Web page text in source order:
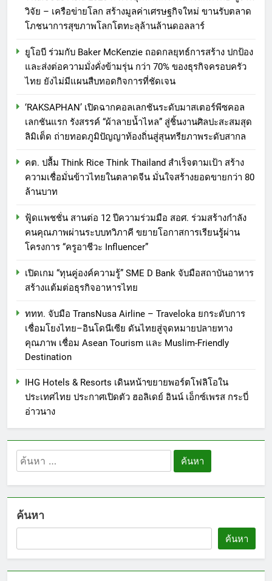
วิจัย – เครือข่ายโลก สร้างมูลค่าเศรษฐกิจใหม่ ขานรับตลาด
โภชนาการสุขภาพโลกโตทะลุล้านล้านดอลลาร์
ยูโอบี ร่วมกับ Baker McKenzie ถอดกลยุทธ์การสร้าง ปกป้อง
และส่งต่อความมั่งคั่งข้ามรุ่น กว่า 70% ของธุรกิจครอบครัว
ไทย ยังไม่มีแผนสืบทอดกิจการที่ชัดเจน
‘RAKSAPHAN’ เปิดฉากคอลเลกชันระดับมาสเตอร์พีซคอล
เลกชันแรก รังสรรค์ “ผ้าลายน้ำไหล” สู่ชิ้นงานศิลปะสะสมสุด
ลิมิเต็ด ถ่ายทอดภูมิปัญญาท้องถิ่นสู่สุนทรียภาพระดับสากล
คต. ปลื้ม Think Rice Think Thailand สำเร็จตามเป้า สร้าง
ความเชื่อมั่นข้าวไทยในตลาดจีน มั่นใจสร้างยอดขายกว่า 80
ล้านบาท
ฟู้ดแพชชั่น สานต่อ 12 ปีความร่วมมือ สอศ. ร่วมสร้างกำลัง
คนคุณภาพผ่านระบบทวิภาคี ขยายโอกาสการเรียนรู้ผ่าน
โครงการ “ครูอาชีวะ Influencer”
เปิดเกม “ทุนคู่องค์ความรู้” SME D Bank จับมือสถาบันอาหาร
สร้างแต้มต่อธุรกิจอาหารไทย
ททท. จับมือ TransNusa Airline – Traveloka ยกระดับการ
เชื่อมโยงไทย–อินโดนีเซีย ดันไทยสู่จุดหมายปลายทาง
คุณภาพ เชื่อม Asean Tourism และ Muslim-Friendly
Destination
IHG Hotels & Resorts เดินหน้าขยายพอร์ตโฟลิโอใน
ประเทศไทย ประกาศเปิดตัว ฮอลิเดย์ อินน์ เอ็กซ์เพรส กระบี่
อ่าวนาง
ค้นหา
สำหรับ:
ค้นหา
ค้นหา
5
ททท. ประกาศความสำเร็จ Village
to the World Season 5 ผนึก 9
พันธมิตร ขับเคลื่อน ESG Tourism